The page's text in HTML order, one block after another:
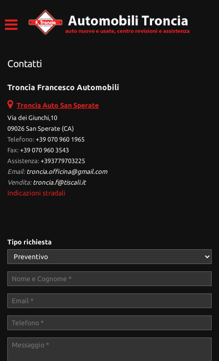
Contatti
Troncia Francesco Automobili
Troncia Auto San Sperate
Via dei Giunchi,10
09026 San Sperate (CA)
Telefono: +39 070 960 1965
Fax: +39 070 960 3543
Assistenza: +393779703225
Email: troncia.officina@gmail.com
Vendita: troncia.f@tiscali.it
Indicazioni stradali
Tipo richiesta